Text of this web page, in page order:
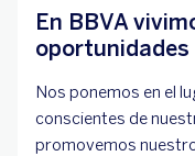
En BBVA
oportunidades
Nos ponemos en el
conscientes de
promovemos